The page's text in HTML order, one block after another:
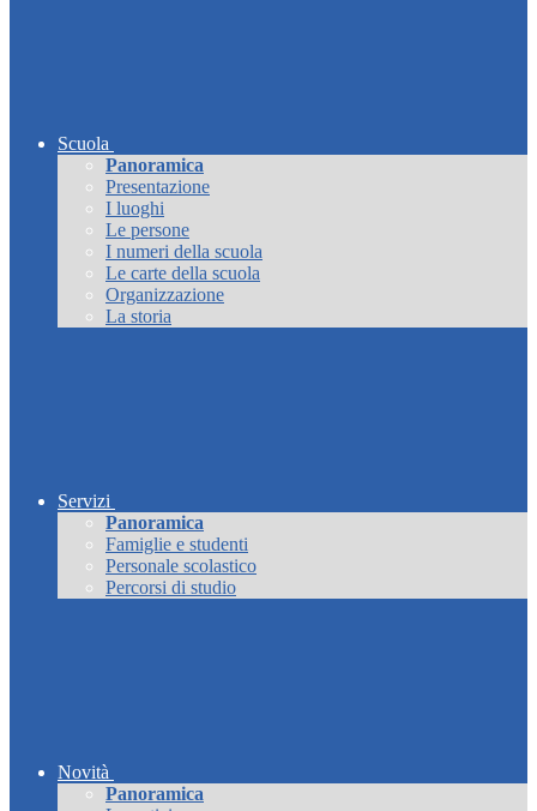
Scuola
Panoramica
Presentazione
I luoghi
Le persone
I numeri della scuola
Le carte della scuola
Organizzazione
La storia
Servizi
Panoramica
Famiglie e studenti
Personale scolastico
Percorsi di studio
Novità
Panoramica